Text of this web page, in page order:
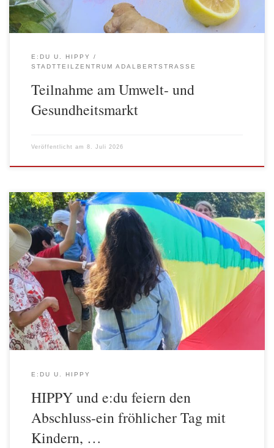
E:DU U. HIPPY
STADTTEILZENTRUM ADALBERTSTRASSE
Teilnahme am Umwelt- und
Gesundheitsmarkt
Veröffentlicht am 8. Juli 2026
Am letzten Samstag im Juni haben die Familien von HIPPY und
e:du gemeinsam mit dem Team den jährlichen Abschluss im Park
am Gleisdreieck gefeiert. Die Kinder erhielten als Erinnerung an
ihre Teilnahme ein schönes Märchenbuch sowie ein Diplom. Bei
einem gemeinsamen Buffet in gemütlicher Runde konnten alle
zusammen noch einmal […]
E:DU U. HIPPY
HIPPY und e:du feiern den
Abschluss-ein fröhlicher Tag mit
Kindern, …